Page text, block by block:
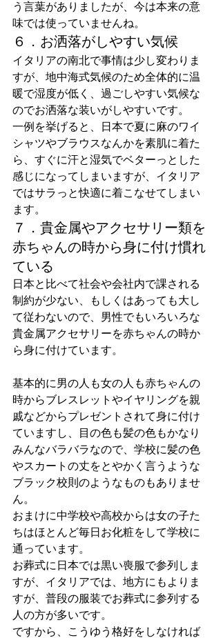
う言葉がありましたが、今は本来の意
味では使っていませんね。
６．お洒落がしやすい気候
イタリアの南北で事情は少し変わりま
すが、地中海式気候のため全体的に温
暖で湿度が低く、過ごしやすい気候な
のでお洒落な装いがしやすいです。
一例を挙げると、日本で夏に麻のワイ
シャツやブラウスなんかを素肌に着た
ら、すぐに汗と湿気でベターっとした
感じになってしまいますが、イタリア
ではサラっと快適に着こなせてしまい
ます。
７．貴金属やアクセサリー類を
赤ちゃんの時から身に付け慣れ
ている
日本と比べて社会や会社内で課される
制約が少ない、もしくはあっても大し
て従わないので、男性でもいろいろな
貴金属アクセサリーを赤ちゃんの時か
ら身に付けています。
基本的に男の人も女の人も赤ちゃんの
時からブレスレットやイヤリングを親
戚などからプレゼントされて身に付け
ていますし、目の色も髪の色もかなり
みんなバラバラなので、学校に髪の色
やスカートの丈をとやかく言うような
ブラック校則のようなものもありませ
ん。
おまけに中学校や高校からは女の子た
ちはほとんど毎日お化粧をして学校に
通っています。
お葬式に日本では黒い喪服で参列しま
すが、イタリアでは、地方にもよりま
すが、普段の服装でお葬式に参列する
人の方が多いです。
ですから、こうゆう格好をしなければ